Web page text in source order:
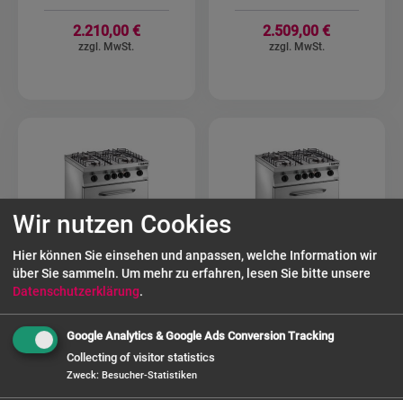
2.210,00 € 2.509,00 €
SARO Fast-Serie
Gasherd mit
Elektrobackofen
SARO Fast-Serie
Wir nutzen Cookies
Hier können Sie einsehen und anpassen, welche Information wir
über Sie sammeln. Um mehr zu erfahren, lesen Sie bitte unsere
Datenschutzerklärung.
Google Analytics & Google Ads Conversion Tracking
Collecting of visitor statistics
Zweck: Besucher-Statistiken